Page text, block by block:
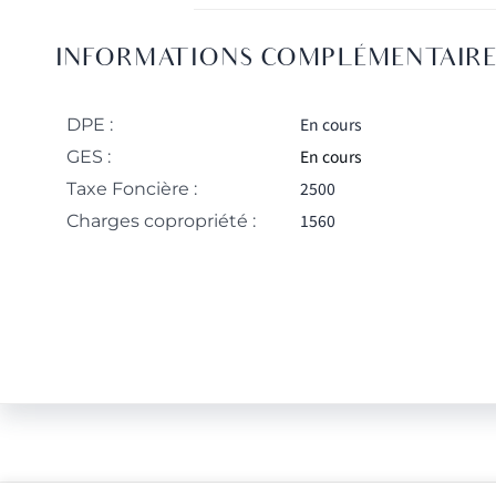
INFORMATIONS
DPE : En cours
GES : En cours
Taxe Foncière : 2500
Charges copropriété : 1560